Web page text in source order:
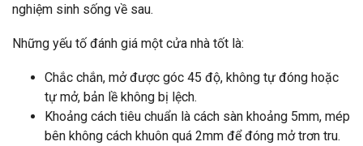
nghiệm sinh sống về sau.
Những yếu tố đánh giá một cửa nhà tốt là:
Chắc chắn, mở được góc 45 độ, không tự đóng hoặc
tự mở, bản lề không bị lệch.
Khoảng cách tiêu chuẩn là cách sàn khoảng 5mm, mép
bên không cách khuôn quá 2mm để đóng mở trơn tru.